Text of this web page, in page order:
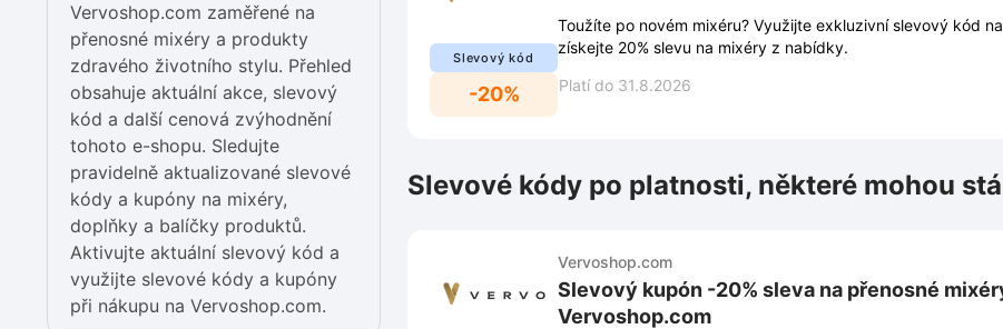
Vervoshop.com zaměřené na
přenosné mixéry a produkty
zdravého životního stylu. Přehled
obsahuje aktuální akce, slevový
kód a další cenová zvýhodnění
tohoto e-shopu. Sledujte
pravidelně aktualizované slevové
kódy a kupóny na mixéry,
doplňky a balíčky produktů.
Aktivujte aktuální slevový kód a
využijte slevové kódy a kupóny
při nákupu na Vervoshop.com.
Slevový kód
-20%
Toužíte po novém mixéru? Využijte exkluzivní slevový kód
získejte 20% slevu na mixéry z nabídky.
Platí do 31.8.2026
Slevové kódy po platnosti, některé mohou
Vervoshop.com
Slevový kupón -20% sleva na přenosné
Vervoshop.com